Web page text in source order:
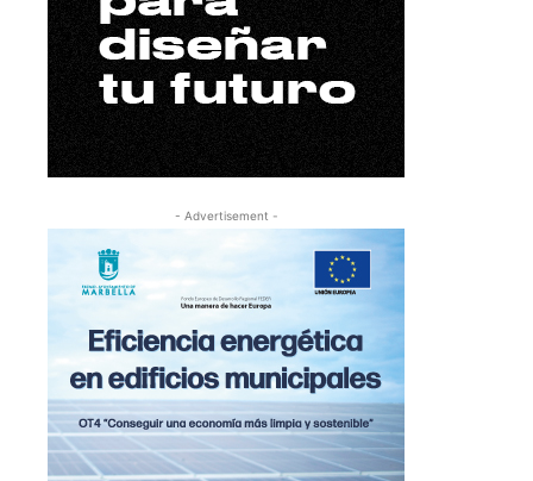
- Advertisement -